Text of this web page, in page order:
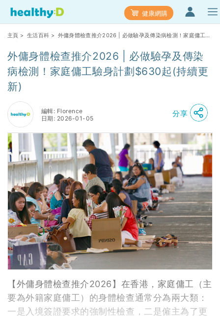
健康網購
主頁 > 生活百科 > 外傭身體檢查推介2026 | 必做驗孕及傳染病檢測！家庭傭工驗
外傭身體檢查推介2026 | 必做驗孕及傳染
病檢測！家庭傭工驗身計劃$630起(持續更
新)
編輯: Florence
日期: 2026-01-05
分享
【外傭身體檢查推介2026】在香港，家庭傭工（主
要為外籍家庭傭工）的身體檢查通常分為兩大類：
一是入境簽證要求的強制性檢查，二是僱主為了更